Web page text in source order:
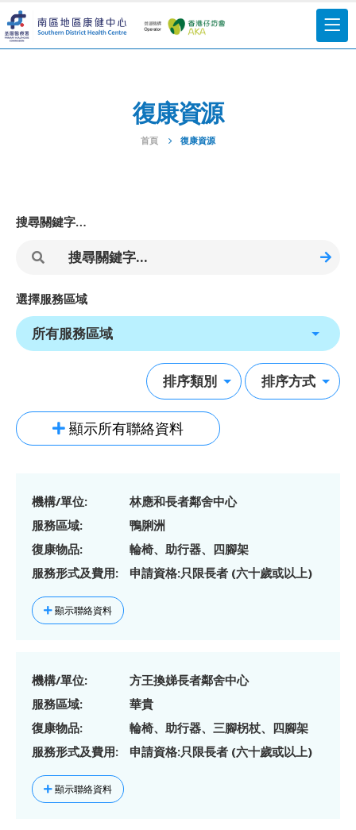
復康資源
首頁 復康資源
搜尋關鍵字…
選擇服務區域
顯示所有聯絡資料
機構/單位:
林應和長者鄰舍中心
服務區域:
鴨脷洲
復康物品:
輪椅、助行器、四腳架
服務形式及費用:
申請資格:只限長者 (六十歲或以上)
顯示聯絡資料
機構/單位:
方王換娣長者鄰舍中心
服務區域:
華貴
復康物品:
輪椅、助行器、三腳柺杖、四腳架
服務形式及費用:
申請資格:只限長者 (六十歲或以上)
顯示聯絡資料